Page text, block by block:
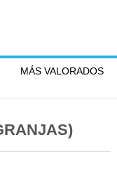
MÁS VALORADOS